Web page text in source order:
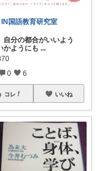
IN国語教育研究室
自分の都合がいいよう
かようにも ...
0 6
コレ いいね